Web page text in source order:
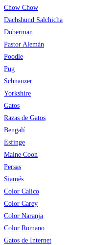
Chow Chow
Dachshund Salchicha
Doberman
Pastor Alemán
Poodle
Pug
Schnauzer
Yorkshire
Gatos
Razas de Gatos
Bengalí
Esfinge
Maine Coon
Persas
Siamés
Color Calico
Color Carey
Color Naranja
Color Romano
Gatos de Internet